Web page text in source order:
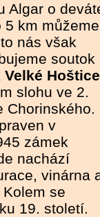
Algar o
5 km můžeme
nás však
soutok
Velké Hoštice
slohu ve 2.
Chorinského.
v
zámek
nachází
vinárna
se
19. století.